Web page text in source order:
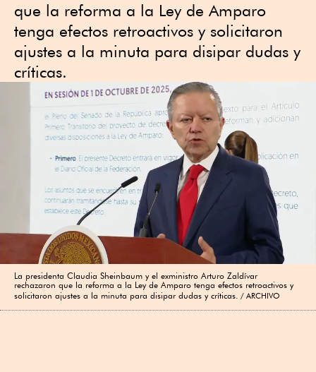
que la reforma a la Ley de Amparo
tenga efectos retroactivos y solicitaron
ajustes a la minuta para disipar dudas y
críticas.
La presidenta Claudia Sheinbaum y el exministro Arturo Zaldívar
rechazaron que la reforma a la Ley de Amparo tenga efectos retroactivos y
solicitaron ajustes a la minuta para disipar dudas y críticas.
ARCHIVO